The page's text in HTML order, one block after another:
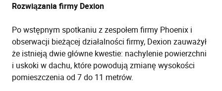
Rozwiązania firmy Dexion
Po wstępnym spotkaniu z zespołem firmy Phoenix i
obserwacji bieżącej działalności firmy, Dexion zauważył
że istnieją dwie główne kwestie: nachylenie powierzchni
i uskoki w dachu, które powodują zmianę wysokości
pomieszczenia od 7 do 11 metrów.